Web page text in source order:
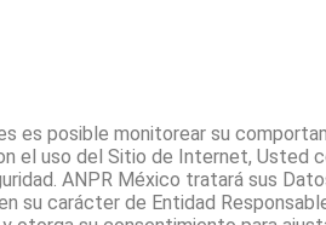
es posible monitorear su
el uso del Sitio de Internet, Usted
ANPR México tratará sus
su carácter de Entidad